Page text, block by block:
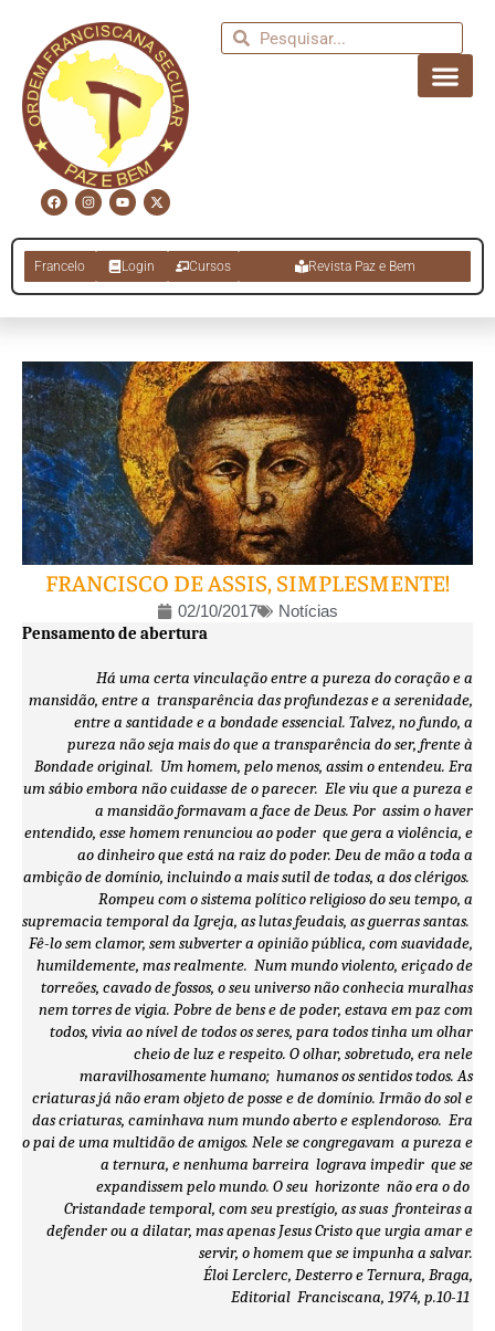
Francelo Login Cursos Revista Paz e Bem
FRANCISCO DE ASSIS, SIMPLESMENTE!
02/10/2017
Notícias
Pensamento de abertura
Há uma certa vinculação entre a pureza do coração e a
mansidão, entre a transparência das profundezas e a serenidade,
entre a santidade e a bondade essencial. Talvez, no fundo, a
pureza não seja mais do que a transparência do ser, frente à
Bondade original. Um homem, pelo menos, assim o entendeu. Era
um sábio embora não cuidasse de o parecer. Ele viu que a pureza e
a mansidão formavam a face de Deus. Por assim o haver
entendido, esse homem renunciou ao poder que gera a violência, e
ao dinheiro que está na raiz do poder. Deu de mão a toda a
ambição de domínio, incluindo a mais sutil de todas, a dos clérigos.
Rompeu com o sistema político religioso do seu tempo, a
supremacia temporal da Igreja, as lutas feudais, as guerras santas.
Fê-lo sem clamor, sem subverter a opinião pública, com suavidade,
humildemente, mas realmente. Num mundo violento, eriçado de
torreões, cavado de fossos, o seu universo não conhecia muralhas
nem torres de vigia. Pobre de bens e de poder, estava em paz com
todos, vivia ao nível de todos os seres, para todos tinha um olhar
cheio de luz e respeito. O olhar, sobretudo, era nele
maravilhosamente humano; humanos os sentidos todos. As
criaturas já não eram objeto de posse e de domínio. Irmão do sol e
das criaturas, caminhava num mundo aberto e esplendoroso. Era
o pai de uma multidão de amigos. Nele se congregavam a pureza e
a ternura, e nenhuma barreira lograva impedir que se
expandissem pelo mundo. O seu horizonte não era o do
Cristandade temporal, com seu prestígio, as suas fronteiras a
defender ou a dilatar, mas apenas Jesus Cristo que urgia amar e
servir, o homem que se impunha a salvar.
Éloi Lerclerc, Desterro e Ternura, Braga,
Editorial Franciscana, 1974, p.10-11